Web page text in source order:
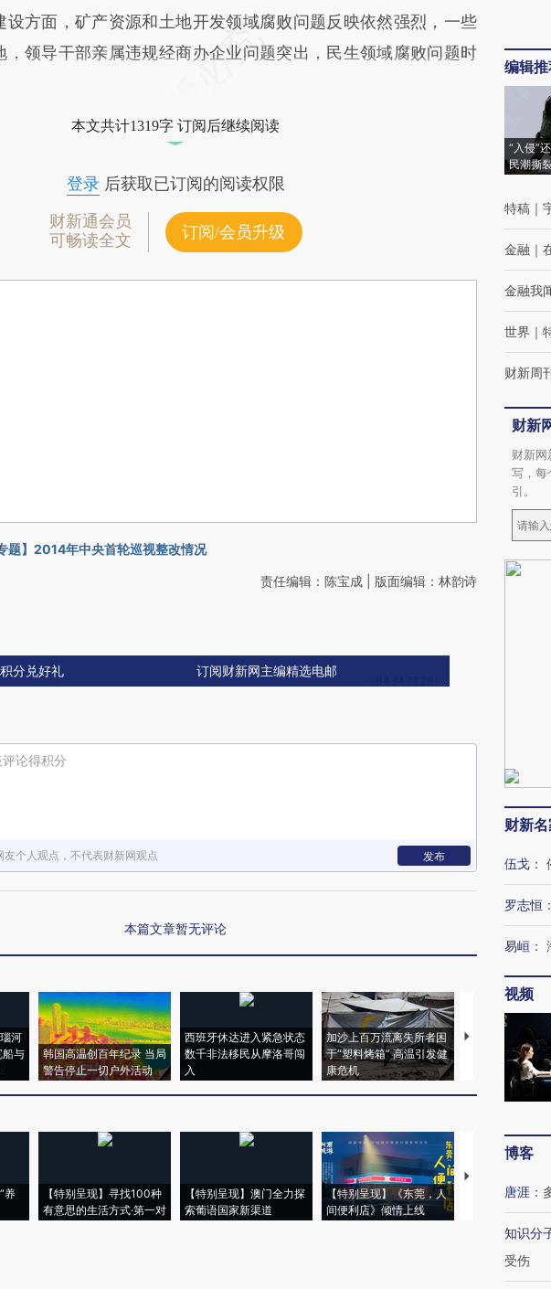
面，矿产资源和土地开发领域腐败问题反映依然强烈，一些
，领导干部亲属违规经商办企业问题突出，民生领域腐败问题时
本文共计1319字 订阅后继续阅读
登录后获取已订阅的阅读权限
财新通会员
可畅读全文
订阅/会员升级
专题】2014年中央首轮巡视整改情况
责任编辑：陈宝成 | 版面编辑：林韵诗
分兑好礼 订阅财新网主编精选电邮
评论得积分
友个人观点，不代表财新网观点 发布
本篇文章暂无评论
河
船与
韩国高温创百年纪录 当局
警告停止一切户外活动
西班牙休达进入紧急状态
数千非法移民从摩洛哥闯
入
加沙上百万流离失所者困
于“塑料烤箱” 高温引发健
康危机
视线｜HYROX
术：是什么让中
心“花钱找虐”？
养
【特别呈现】寻找100种
有意思的生活方式·第一对
【特别呈现】澳门全力探
索葡语国家新渠道
【特别呈现】《东莞，人
间便利店》倾情上线
【推广】走进第
会，让数智科技
编辑
“入侵”
民潮撕
特稿 ｜
金融 ｜
金融我
世界 ｜
财新周
财新
财新网
写，每
引。
财新
伍戈 ：
罗志恒 ：
易峘 ：
视频
博客
唐涯 ：
知识分
受伤